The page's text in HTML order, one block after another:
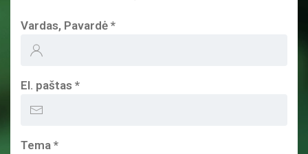
Vardas, Pavardė *
El. paštas *
Tema *